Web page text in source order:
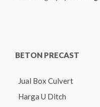
BETON PRECAST
Jual Box Culvert
Harga U Ditch